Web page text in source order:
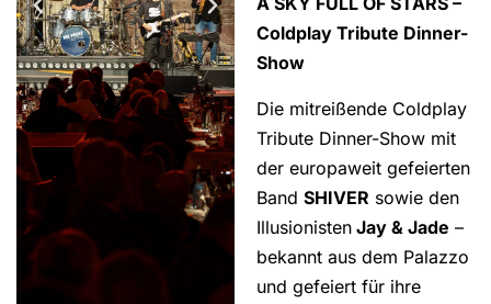
Coldplay Tribute Dinner-
Show
Die mitreißende Coldplay
Tribute Dinner-Show mit
der europaweit gefeierten
Band SHIVER sowie den
Illusionisten Jay & Jade –
bekannt aus dem Palazzo
und gefeiert für ihre